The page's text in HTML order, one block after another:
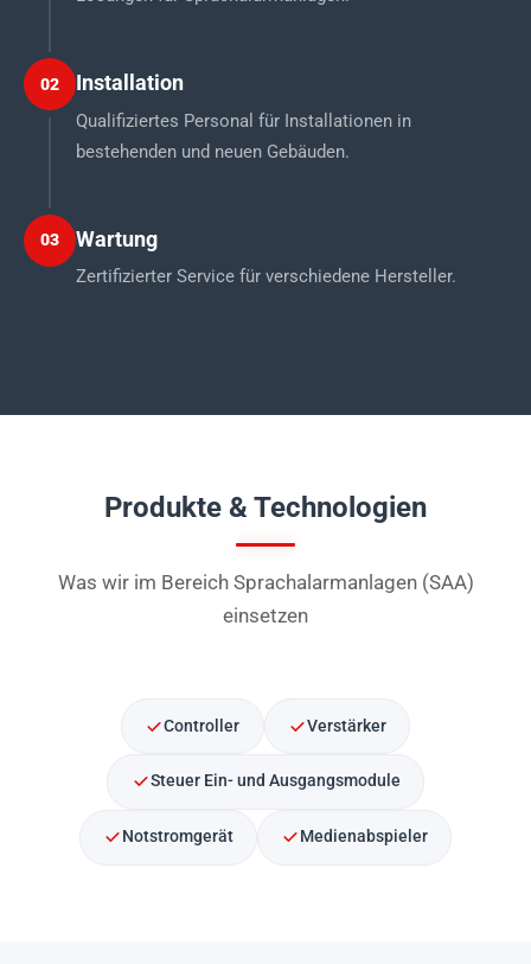
02 Installation
Qualifiziertes Personal für Installationen in
bestehenden und neuen Gebäuden.
03 Wartung
Zertifizierter Service für verschiedene Hersteller.
Produkte & Technologien
Was wir im Bereich Sprachalarmanlagen (SAA)
einsetzen
Controller Verstärker
Steuer Ein- und Ausgangsmodule
Notstromgerät Medienabspieler